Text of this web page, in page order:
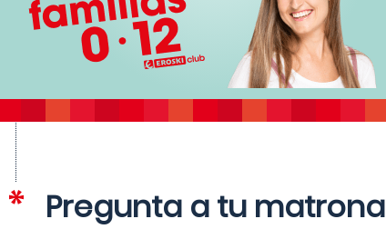
Pregunta a tu matrona